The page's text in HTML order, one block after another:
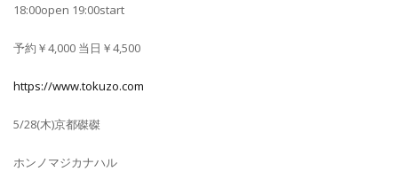
18:00open 19:00start
予約￥4,000 当日￥4,500
https://www.tokuzo.com
5/28(木)京都磔磔
ホンノマジカナハル